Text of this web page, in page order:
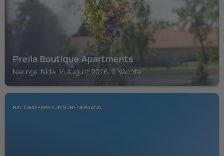
Preila Boutique Apartments
Neringa-Nida, 14 August 2026, 2 Nächte
NATIONALPARK KURISCHE NEHRUNG